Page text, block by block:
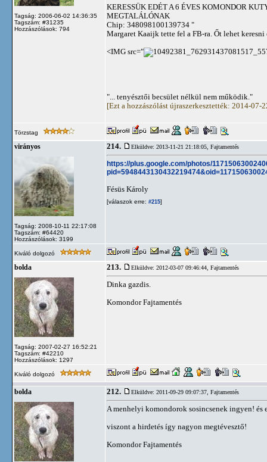
Tagság: 2006-06-02 14:36:35
Tagszám: #31235
Hozzászólások: 794
KERESSÜK EDÉT A 6 ÉVES KOMONDOR
MEGTALÁLÓNAK
Chip: 348098100139734 "
Margaret Kaaijk tette fel a FB-ra. Őt lehet keresni
<IMG src="
"... tenyésztői becsület nélkül nem működik."
[Ezt a hozzászólást újraszerkesztették: 2014-07-
Törzstag
virányos
Tagság: 2008-10-11 22:17:08
Tagszám: #64420
Hozzászólások: 3199
214. Elküldve: 2013-11-21 21:18:05, Fajtamentés
https://plus.google.com/photos/
Fésüs Károly
[válaszok erre: #215]
Kiváló dolgozó
bolda
Tagság: 2007-02-27 16:52:21
Tagszám: #42210
Hozzászólások: 1297
213. Elküldve: 2012-03-07 09:46:44, Fajtamentés
Dinka gazdis.
Komondor Fajtamentés
Kiváló dolgozó
bolda 212. Elküldve: 2011-09-29 09:07:37, Fajtamentés
A menhelyi komondorok sosincsenek ingyen! és
viszont a hirdetés így nagyon megtévesztő!
Komondor Fajtamentés